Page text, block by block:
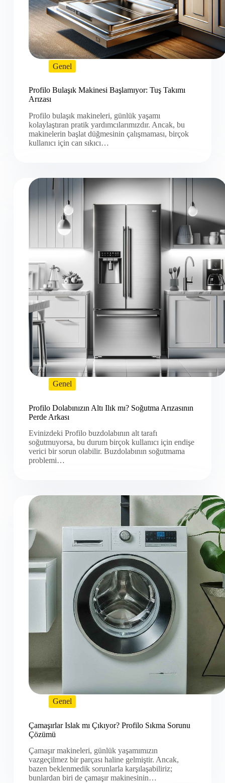
Genel
Profilo Bulaşık Makinesi Başlamıyor: Tuş Takımı
Arızası
Profilo bulaşık makineleri, günlük yaşamı
kolaylaştıran pratik yardımcılarımızdır. Ancak, bu
makinelerin başlat düğmesinin çalışmaması, birçok
kullanıcı için can sıkıcı…
Genel
Profilo Dolabınızın Altı Ilık mı? Soğutma Arızasının
Perde Arkası
Evinizdeki Profilo buzdolabının alt tarafı
soğutmuyorsa, bu durum birçok kullanıcı için endişe
verici bir sorun olabilir. Buzdolabının soğutmama
problemi…
Genel
Çamaşırlar Islak mı Çıkıyor? Profilo Sıkma Sorunu
Çözümü
Çamaşır makineleri, günlük yaşamımızın
vazgeçilmez bir parçası haline gelmiştir. Ancak,
bazen beklenmedik sorunlarla karşılaşabiliriz;
bunlardan biri de çamaşır makinesinin…